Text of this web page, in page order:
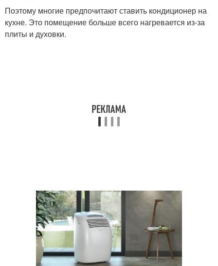
Поэтому многие предпочитают ставить кондиционер на
кухне. Это помещение больше всего нагревается из-за
плиты и духовки.